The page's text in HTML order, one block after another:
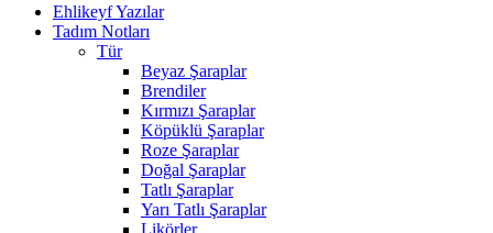
Ehlikeyf Yazılar
Tadım Notları
Tür
Beyaz Şaraplar
Brendiler
Kırmızı Şaraplar
Köpüklü Şaraplar
Roze Şaraplar
Doğal Şaraplar
Tatlı Şaraplar
Yarı Tatlı Şaraplar
Likörler